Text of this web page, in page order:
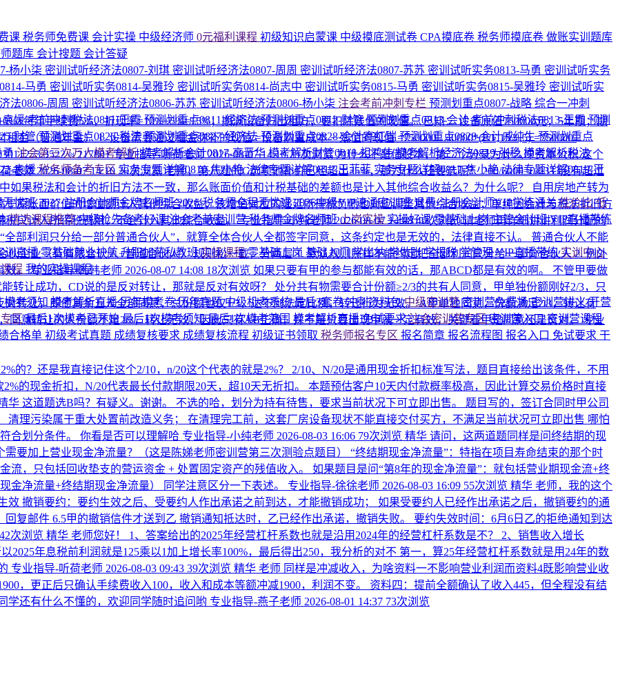
课 税务师免费课 会计实操 中级经济师 0元福利课程 初级知识启蒙课 中级摸底测试卷 CPA摸底卷 税务师摸底卷 做账实训题库
题库 会计搜题 会计答疑
杨小柒 密训试听经济法0807-刘琪 密训试听经济法0807-周周 密训试听经济法0807-苏苏 密训试听实务0813-马勇 密训试听实务
马勇 密训试听实务0814-吴雅玲 密训试听实务0814-尚志中 密训试听实务0815-马勇 密训试听实务0815-吴雅玲 密训试听实
法0806-周周 密训试听经济法0806-苏苏 密训试听经济法0806-杨小柒 注会考前冲刺专栏 预测划重点0807-战略 综合一冲刺
袁媛考前冲刺税法0811-王霞预测划重点0811-经济法预测划重点0812-财管预测划重点0813-会计考前冲刺税法0813-王霞预测
财管预测划重点0826-税法预测划重点0827-经济法预测划重点0828-会计高红瑞预测划重点0828-会计戚纯生预测划重点
勇注会第三次万人模考解析模考解析会计0817-高晋华模考解析财管0818-祖鸿伟模考解析经济法0819-张稳模考解析税法
袁媛税务师备考专区 实务专题详解0810-焦小艳法律专题详解0812-王菲菲 实务专题详解0817-焦小艳法律专题详解0819-王
无忧班2027·注册会计师金牌名师班2026·税务师全程无忧班2026中级VIP速通密训班退费·注册会计师VIP学练通关性价比·低
精选课程推荐中级抢先备考好课注会考前密训营税务师金牌名师班上岗实操实操好课零基础上岗主管会计班VIP直播带练
训直播零基础就业护航升职加薪私教班实操课程零基础上岗 基础入门学出纳学做账学报税学管理VIP直播带练实训中心
程 我的实操课程
模考须知模考解析直播历年模考卷历年真题中级机考系统最后3套卷冲刺资料包中级密训营密训营免费场密训营讲义开营
专区最后1次模考已开始最后1次模考须知最后1次模考范围 模考解析直播免试要求注会密训营专区密训营入口密训营课程
合格单 初级考试真题 成绩复核要求 成绩复核流程 初级证书领取 税务师报名专区 报名简章 报名流程图 报名入口 免试要求 干
每年手续费5%，折现率=10%+5%=15%；期满设备归出租方，要扣除残值的现值。 已知： 设备原值750000元；5年期；期
租金（普通年金） 1. 设备需要通过租金弥补的现值 =设备购置成本 − 残值的现值 =750000 - 40000*(P/F,15%,5) =750000-
/3.3522 ≈ 217801专业指导-听荷老师2026-08-07 14:1025次浏览为什么不是借股本，第二个分录为什么冲资本公积这个
老师2026-08-07 14:10 20次浏览老师，第八题的C选项他补价已经超出25%，那为什么还要选呢？200/6000=0.0333没有超过
如果税法和会计的折旧方法不一致，那么账面价值和计税基础的差额也是计入其他综合收益么？为什么呢？
自用房地产转为
原账面价值的增值额计入其他综合收益，该增值对应的递延所得税负债也对应调整其他综合收益；单纯因会计与税法折旧方
只计入所得税费用，不会计入其他综合收益。专业指导-小纯老师2026-08-07 14:0846次浏览请老师再详细讲讲利润分配的
部利润只分给一部分普通合伙人”，就算全体合伙人全都签字同意，这条约定也是无效的，法律直接不认。 普通合伙人不能
企业（有有限合伙人+普通合伙人） 规则松一截，分两层 1. 默认规则照样不能约定把全部利润只分给一部分合伙人 2. 例外
效。专业指导-韩韩老师 2026-08-07 14:08 18次浏览 如果只要有甲的参与都能有效的话，那ABCD都是有效的啊。 不管甲要做
转让成功，CD说的是反对转让，那就是反对有效呀？ 处分共有物需要合计份额≥2/3的共有人同意，甲单独份额刚好2/3，只
转让，即便其余五人全部同意，总份额也仅1/3，达不到法定比例，转让行为无效。 A甲单独同意，份额满足2/3，转让有
同意转让的人份额不足2/3，转让无效，因此只有AB正确，并不是只要出现甲就一定有效，关键看甲是同意还是反对。专业
的？还是我直接记住这个2/10，n/20这个代表的就是2%？ 2/10、N/20是通用现金折扣标准写法，题目直接给出该条件，不用
的现金折扣，N/20代表最长付款期限20天，超10天无折扣。 本题预估客户10天内付款概率极高，因此计算交易价格时直接
华 这道题选B吗？有疑义。谢谢。 不选的哈，划分为持有待售，要求当前状况下可立即出售。 题目写的，签订合同时甲公司
理污染属于重大处置前改造义务； 在清理完工前，这套厂房设备现状不能直接交付买方，不满足当前状况可立即出售 哪怕
合划分条件。 你看是否可以理解哈 专业指导-小纯老师 2026-08-03 16:06 79次浏览 精华 请问，这两道题同样是问终结期的现
要加上营业现金净流量？（这是陈娣老师密训营第三次测验点题目） “终结期现金净流量”：特指在项目寿命结束的那个时
流，只包括回收垫支的营运资金 + 处置固定资产的残值收入。 如果题目是问“第8年的现金净流量”：就包括营业期现金流+终
净流量+终结期现金净流量） 同学注意区分一下表述。
专业指导-徐徐老师 2026-08-03 16:09 55次浏览 精华 老师，我的这个
效 撤销要约：要约生效之后、受要约人作出承诺之前到达，才能撤销成功； 如果受要约人已经作出承诺之后，撤销要约的通
复邮件 6.5甲的撤销信件才送到乙 撤销通知抵达时，乙已经作出承诺，撤销失败。 要约失效时间：6月6日乙的拒绝通知到达
42次浏览 精华 老师您好！ 1、答案给出的2025年经营杠杆系数也就是沿用2024年的经营杠杆系数是不？ 2、销售收入增长
2025年息税前利润就是125乘以1加上增长率100%，最后得出250，我分析的对不 第一，算25年经营杠杆系数就是用24年的数
专业指导-听荷老师 2026-08-03 09:43 39次浏览 精华 老师 同样是冲减收入，为啥资料一不影响营业利润而资料4既影响营业收
，更正后只确认手续费收入100，收入和成本等额冲减1900，利润不变。 资料四：提前全额确认了收入445，但全程没有结
学还有什么不懂的，欢迎同学随时追问哟 专业指导-燕子老师 2026-08-01 14:37 73次浏览